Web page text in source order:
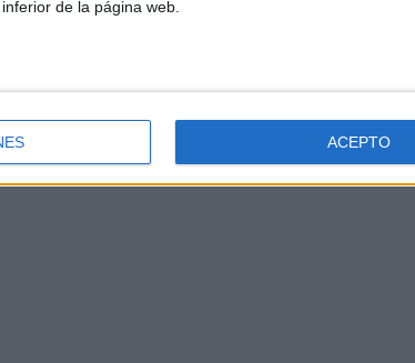
de la página web.
ACEPTO